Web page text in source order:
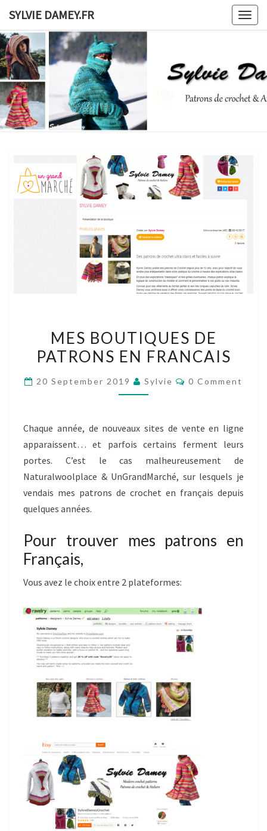
content
SYLVIE DAMEY.FR
SYLVIE
De
Crochet
Ateliers
BOUTIQUES
DE
EN
MES BOUTIQUES DE
PATRONS EN FRANCAIS
20 September 2019 Sylvie Comments
0 Comment
Chaque année, de nouveaux sites de vente en ligne
apparaissent… et parfois certains ferment leurs
portes. C’est le cas malheureusement de
Naturalwoolplace & UnGrandMarché, sur lesquels je
vendais mes patrons de crochet en français depuis
quelques années.
Pour trouver mes patrons en
Français,
Vous avez le choix entre 2 plateformes: